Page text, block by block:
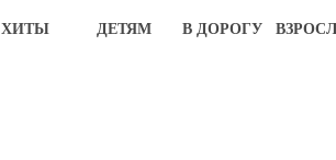
ХИТЫ
ДЕТЯМ В ДОРОГУ